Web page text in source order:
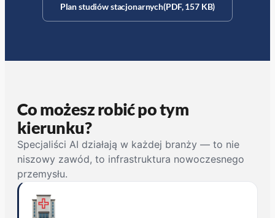
Plan studiów stacjonarnych(PDF, 157 KB)
(otwiera się w nowym oknie)
Co możesz robić po tym
kierunku?
Specjaliści AI działają w każdej branży — to nie
niszowy zawód, to infrastruktura nowoczesnego
przemysłu.